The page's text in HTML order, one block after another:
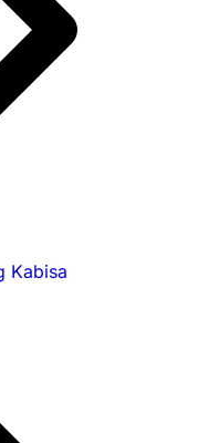
Kabisa